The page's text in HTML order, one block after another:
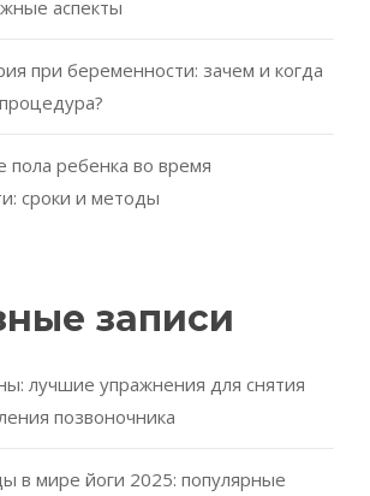
аспекты
при беременности: зачем и когда
ребенка во время
сроки и методы
записи
лучшие упражнения для снятия
позвоночника
в мире йоги 2025: популярные